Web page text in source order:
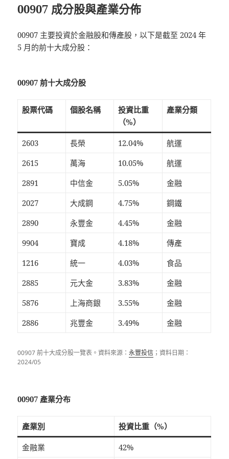
00907 成分股與產業分佈
00907 主要投資於金融股和傳產股，以下是截至 2024 年
5 月的前十大成分股：
00907 前十大成分股
股票代碼 個股名稱
投資比重
（%）
產業分類
2603 長榮 12.04%
航運
2615
萬海 10.05%
航運
2891
中信金 5.05%
金融
2027
大成鋼 4.75%
鋼鐵
2890
永豐金 4.45%
金融
9904
寶成 4.18%
傳產
1216
統一 4.03%
食品
2885
元大金 3.83%
金融
5876
上海商銀 3.55%
金融
2886
兆豐金 3.49% 金融
00907 前十大成分股一覽表。資料來源：永豐投信 ；資料日期：
2024/05
00907 產業分布
產業別 投資比重（%）
金融業 42%